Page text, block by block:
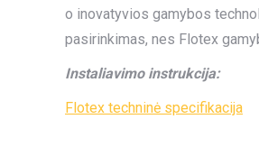
o inovatyvios gamybos
pasirinkimas, nes Flotex
Instaliavimo instrukcija:
Flotex techninė specifikacija